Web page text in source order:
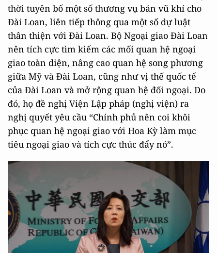
thời tuyên bố một số thương vụ bán vũ khí cho
Đài Loan, liên tiếp thông qua một số dự luật
thân thiện với Đài Loan. Bộ Ngoại giao Đài Loan
nên tích cực tìm kiếm các mối quan hệ ngoại
giao toàn diện, nâng cao quan hệ song phương
giữa Mỹ và Đài Loan, cũng như vị thế quốc tế
của Đài Loan và mở rộng quan hệ đối ngoại. Do
đó, họ đề nghị Viện Lập pháp (nghị viện) ra
nghị quyết yêu cầu “Chính phủ nên coi khôi
phục quan hệ ngoại giao với Hoa Kỳ làm mục
tiêu ngoại giao và tích cực thúc đẩy nó”.